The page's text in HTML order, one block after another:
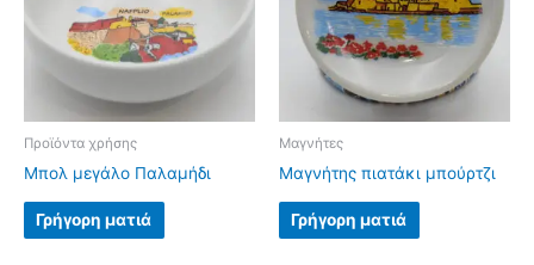
Προϊόντα χρήσης
Μπολ μεγάλο Παλαμήδι
Γρήγορη ματιά
Μαγνήτες
Μαγνήτης πιατάκι μπούρτζι
Γρήγορη ματιά